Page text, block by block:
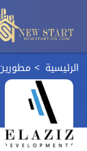
الرئيسية